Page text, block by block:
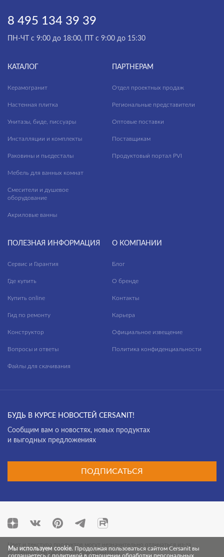
Кран для затвора воды
Направляющие
Подводка
Прокладка
Рама
Сиденье
Сливное колено
Тоннель
8 495 134 39 39
ПН-ЧТ с 9:00 до 18:00, ПТ с 9:00 до 15:30
КАТАЛОГ
Керамогранит
Настенная плитка
Унитазы, биде, писсуары
Инсталляции и комплекты
Раковины и пьедесталы
Мебель для ванных комнат
Смесители и душевое
оборудование
Акриловые ванны
ПАРТНЕРАМ
Отдел проектных продаж
Региональные представители
Оптовые поставки
Поставщикам
Продуктовый портал PVI
ПОЛЕЗНАЯ ИНФОРМАЦИЯ
Сервис и Гарантия
Где купить
Купить online
Гид по ремонту
Конструктор
Вопросы и ответы
Файлы для скачивания
О КОМПАНИИ
Блог
О бренде
Контакты
Карьера
Официальное извещение
Политика конфиденциальности
БУДЬ В КУРСЕ НОВОСТЕЙ CERSANIT!
Cообщим вам о новостях, новых продуктах
и выгодных предложениях
ПОДПИСАТЬСЯ
Цвет и текстура продуктов могут незначительно отличаться из-за
особенностей цветопередачи монитора.
Мы используем cookie. Продолжая пользоваться сайтом Cersanit вы
соглашаетесь с политикой в отношении обработки персональных